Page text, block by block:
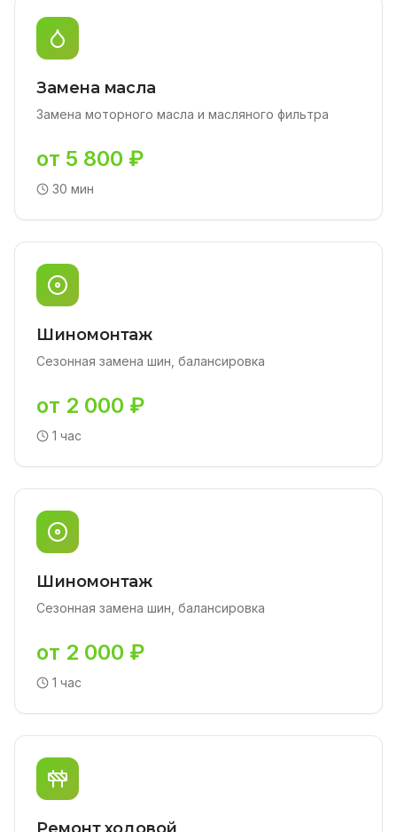
Замена масла
Замена моторного масла и масляного фильтра
от 5 800 ₽
30 мин
Шиномонтаж
Сезонная замена шин, балансировка
от 2 000 ₽
1 час
Шиномонтаж
Сезонная замена шин, балансировка
от 2 000 ₽
1 час